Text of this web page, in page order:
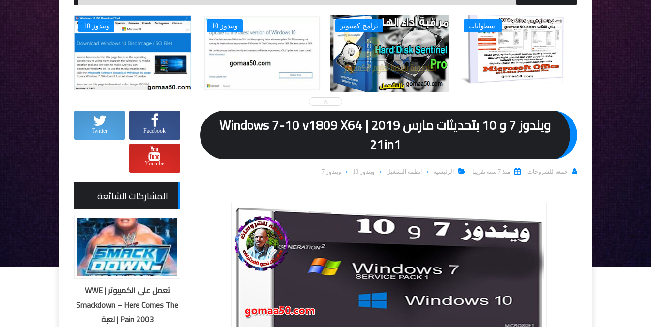
ويندوز 10 ويندوز 10 برامج كمبيوتر اسطوانات
ويندوز 7 و 10 بتحديثات مارس 2019 | Windows 7-10 v1809 X64
21in1
 جمعه للشروحات  منذ 7 سنه تقريبا  الرئيسية > انظمة التشغيل > ويندوز 10 > ويندوز 7
Facebook
Twitter
Youtube
المشاركات الشائعة
تعمل على الكمبيوتر | WWE
Smackdown – Here Comes The
Pain 2003 | لعبة